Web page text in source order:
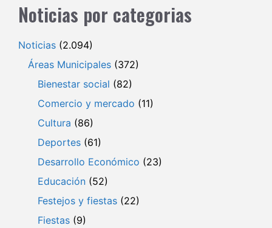
Noticias por categorias
Noticias (2.094)
Áreas Municipales (372)
Bienestar social (82)
Comercio y mercado (11)
Cultura (86)
Deportes (61)
Desarrollo Económico (23)
Educación (52)
Festejos y fiestas (22)
Fiestas (9)